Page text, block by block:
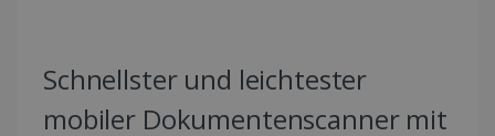
Schnellster und leichtester
mobiler Dokumentenscanner mit